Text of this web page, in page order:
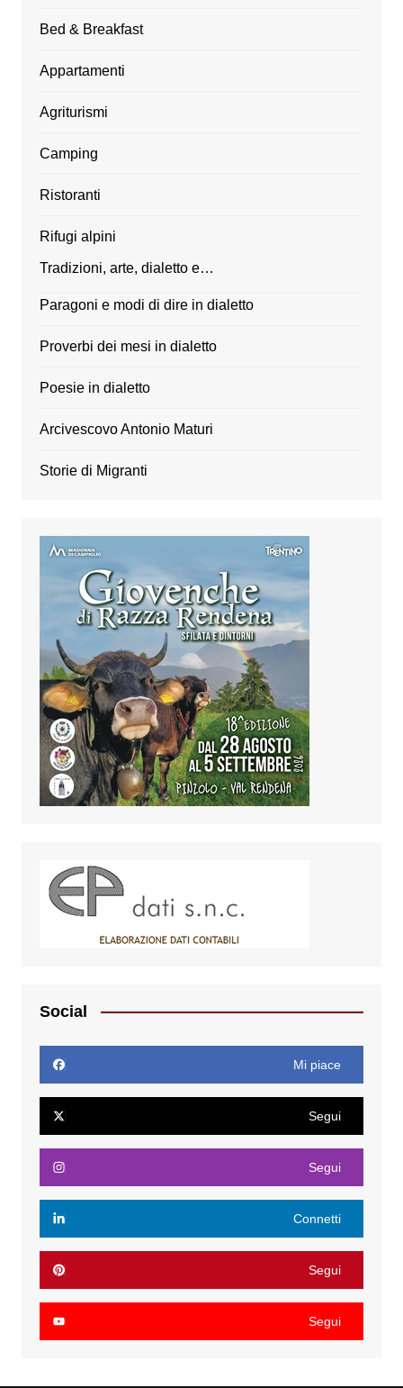
Bed & Breakfast
Appartamenti
Agriturismi
Camping
Ristoranti
Rifugi alpini
Tradizioni, arte, dialetto e…
Paragoni e modi di dire in dialetto
Proverbi dei mesi in dialetto
Poesie in dialetto
Arcivescovo Antonio Maturi
Storie di Migranti
Social
Mi piace
Segui
Segui
Connetti
Segui
Segui